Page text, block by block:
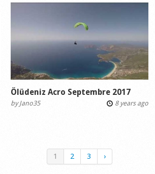
Ölüdeniz Acro Septembre 2017
byJano35 8 years ago
1 2 3 ›